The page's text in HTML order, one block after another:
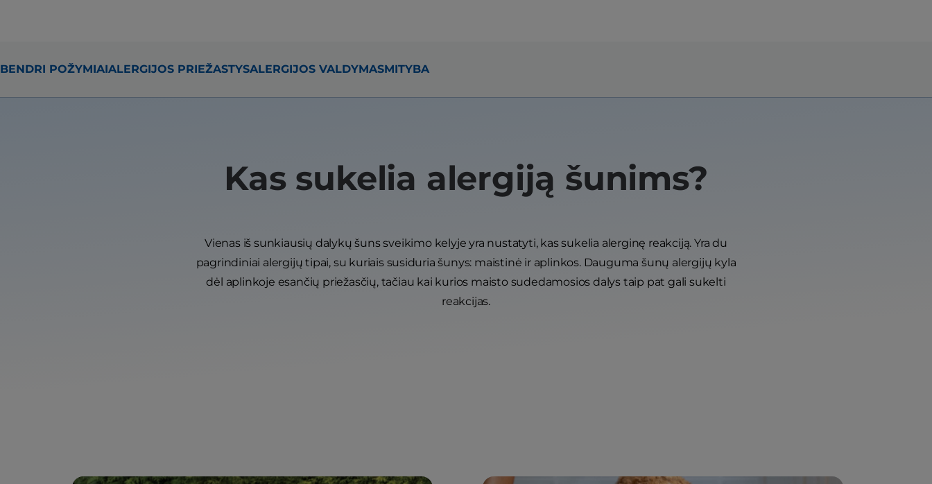
BENDRI POŽYMIAIALERGIJOS PRIEŽASTYSALERGIJOS VALDYMASMITYBA
Kas sukelia alergiją šunims?
Vienas iš sunkiausių dalykų šuns sveikimo kelyje yra nustatyti, kas sukelia alerginę reakciją. Yra du
pagrindiniai alergijų tipai, su kuriais susiduria šunys: maistinė ir aplinkos. Dauguma šunų alergijų kyla
dėl aplinkoje esančių priežasčių, tačiau kai kurios maisto sudedamosios dalys taip pat gali sukelti
reakcijas.